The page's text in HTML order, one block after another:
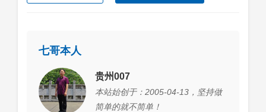
七哥本人
贵州007
本站始创于：2005-04-13，坚持做
简单的就不简单！